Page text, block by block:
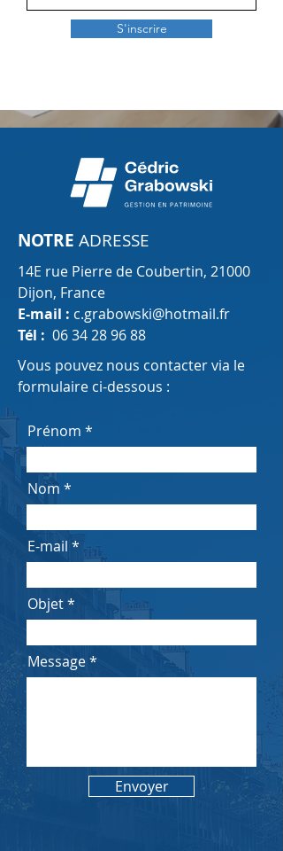
S'inscrire
NOTRE ADRESSE
14E rue Pierre de Coubertin, 21000
Dijon, France
E-mail : c.grabowski@hotmail.fr
Tél : 06 34 28 96 88
Vous pouvez nous contacter via le
formulaire ci-dessous :
Prénom
Nom
E-mail
Objet
Message
Envoyer